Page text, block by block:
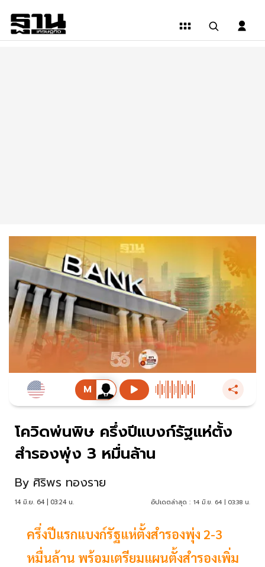
โควิดพ่นพิษ ครึ่งปีแบงก์รัฐแห่ตั้ง
สำรองพุ่ง 3 หมื่นล้าน
By ศิริพร ทองราย
14 มิ.ย. 64 | 03:24 น. อัปเดตล่าสุด : 14 มิ.ย. 64 | 03:38 น.
ครึ่งปีแรกแบงก์รัฐแห่ตั้งสำรองพุ่ง 2-3
หมื่นล้าน พร้อมเตรียมแผนตั้งสำรองเพิ่ม